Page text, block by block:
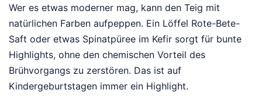
Wer es etwas moderner mag, kann den Teig mit
natürlichen Farben aufpeppen. Ein Löffel Rote-Bete-
Saft oder etwas Spinatpüree im Kefir sorgt für bunte
Highlights, ohne den chemischen Vorteil des
Brühvorgangs zu zerstören. Das ist auf
Kindergeburtstagen immer ein Highlight.